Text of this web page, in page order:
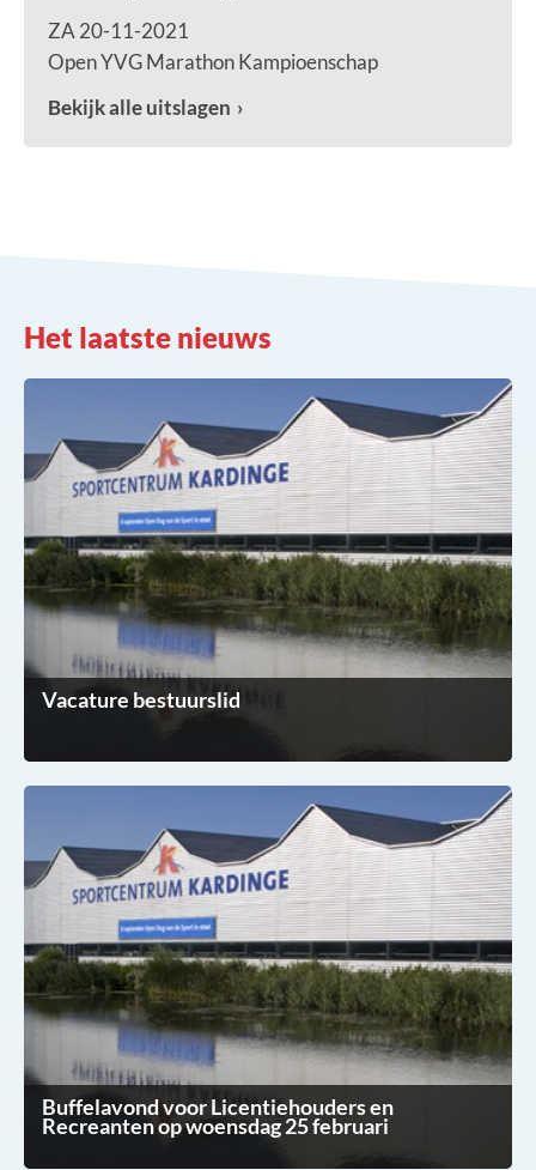
ZA 20-11-2021
Open YVG Marathon Kampioenschap
Bekijk alle uitslagen
Het laatste nieuws
Vacature bestuurslid
Buffelavond voor Licentiehouders en
Recreanten op woensdag 25 februari